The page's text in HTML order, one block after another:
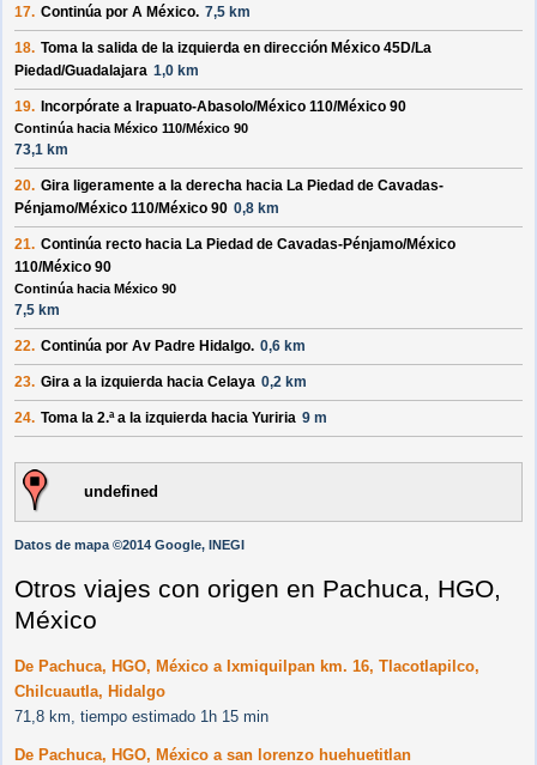
17. Continúa por A México. 7,5 km
18. Toma la salida de la izquierda en dirección México 45D/La
Piedad/Guadalajara 1,0 km
19. Incorpórate a Irapuato-Abasolo/México 110/México 90
Continúa hacia México 110/México 90
73,1 km
20. Gira ligeramente a la derecha hacia La Piedad de Cavadas-
Pénjamo/México 110/México 90 0,8 km
21. Continúa recto hacia La Piedad de Cavadas-Pénjamo/México
110/México 90
Continúa hacia México 90
7,5 km
22. Continúa por Av Padre Hidalgo. 0,6 km
23. Gira a la izquierda hacia Celaya 0,2 km
24. Toma la 2.ª a la izquierda hacia Yuriria 9 m
undefined
Datos de mapa ©2014 Google, INEGI
Otros viajes con origen en Pachuca, HGO,
México
De Pachuca, HGO, México a Ixmiquilpan km. 16, Tlacotlapilco,
Chilcuautla, Hidalgo
71,8 km, tiempo estimado 1h 15 min
De Pachuca, HGO, México a san lorenzo huehuetitlan